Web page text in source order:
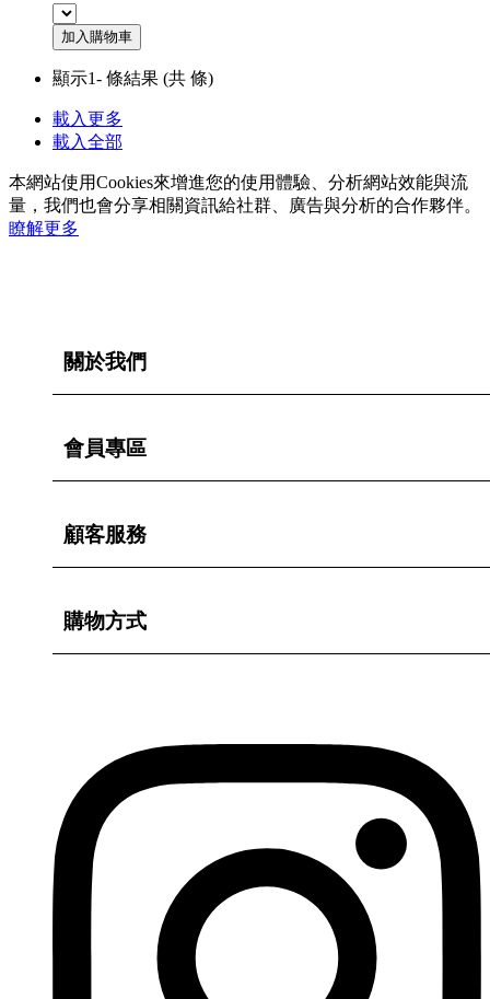
加入購物車
顯示1- 條結果 (共 條)
載入更多
載入全部
本網站使用Cookies來增進您的使用體驗、分析網站效能與流
量，我們也會分享相關資訊給社群、廣告與分析的合作夥伴。
瞭解更多
關於我們
會員專區
顧客服務
購物方式